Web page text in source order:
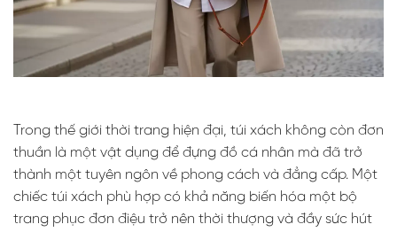
Trong thế giới thời trang hiện đại, túi xách không còn đơn
thuần là một vật dụng để đựng đồ cá nhân mà đã trở
thành một tuyên ngôn về phong cách và đẳng cấp. Một
chiếc túi xách phù hợp có khả năng biến hóa một bộ
trang phục đơn điệu trở nên thời thượng và đầy sức hút